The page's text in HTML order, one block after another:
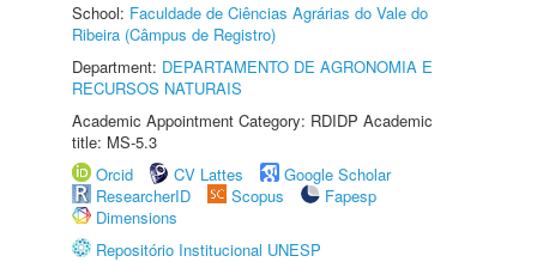
School: Faculdade de Ciências Agrárias do Vale do
Ribeira (Câmpus de Registro)
Department: DEPARTAMENTO DE AGRONOMIA E
RECURSOS NATURAIS
Academic Appointment Category: RDIDP Academic
title: MS-5.3
Orcid
CV Lattes
Google Scholar
ResearcherID
Scopus
Fapesp
Dimensions
Repositório Institucional UNESP